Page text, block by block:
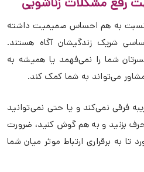
نسبت به هم احساس صمیمیت داشته
شریک زندگیشان آگاه هستند.
شما را نمی‌فهمد یا همیشه به
می‌تواند به شما کمک کند.
فرقی نمی‌کند و یا حتی نمی‌توانید
حرف بزنید و به هم گوش کنید، ضرورت
به برقراری ارتباط موثر میان شما